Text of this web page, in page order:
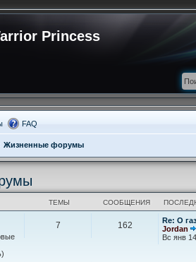
Princess
FAQ
Жизненные форумы
ТЕМЫ СООБЩЕНИЯ
7 162
Re: О
Jordan
Вс янв